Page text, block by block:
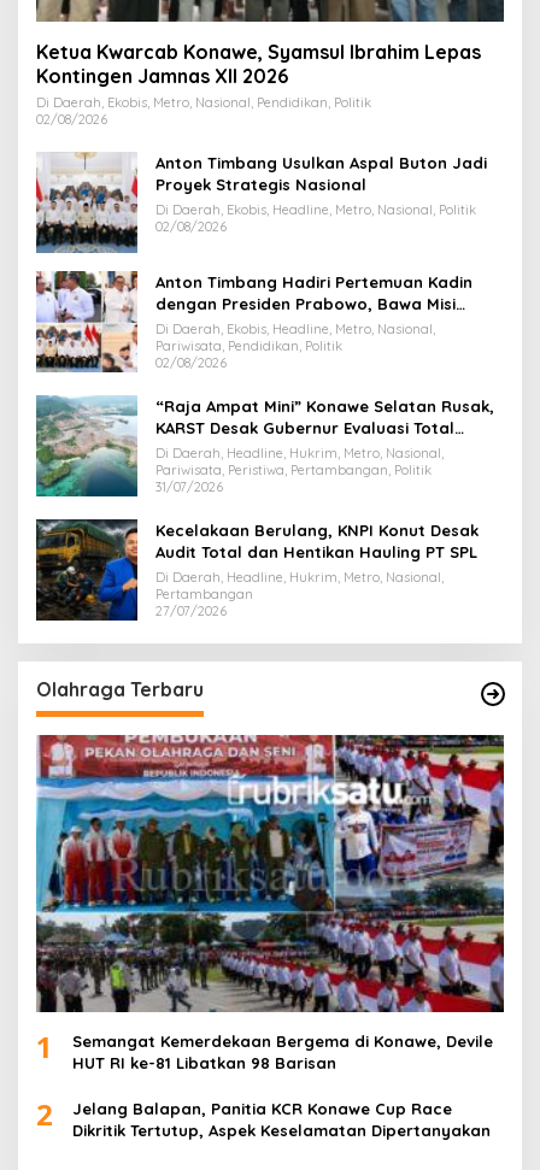
Ketua Kwarcab Konawe, Syamsul Ibrahim Lepas
Kontingen Jamnas XII 2026
Di Daerah, Ekobis, Metro, Nasional, Pendidikan, Politik
02/08/2026
Anton Timbang Usulkan Aspal Buton Jadi
Proyek Strategis Nasional
Di Daerah, Ekobis, Headline, Metro, Nasional, Politik
02/08/2026
Anton Timbang Hadiri Pertemuan Kadin
dengan Presiden Prabowo, Bawa Misi
Majukan Ekonomi Sultra
Di Daerah, Ekobis, Headline, Metro, Nasional,
Pariwisata, Pendidikan, Politik
02/08/2026
“Raja Ampat Mini” Konawe Selatan Rusak,
KARST Desak Gubernur Evaluasi Total
Dispar Sultra
Di Daerah, Headline, Hukrim, Metro, Nasional,
Pariwisata, Peristiwa, Pertambangan, Politik
31/07/2026
Kecelakaan Berulang, KNPI Konut Desak
Audit Total dan Hentikan Hauling PT SPL
Di Daerah, Headline, Hukrim, Metro, Nasional,
Pertambangan
27/07/2026
Olahraga Terbaru
1
Semangat Kemerdekaan Bergema di Konawe, Devile
HUT RI ke-81 Libatkan 98 Barisan
2
Jelang Balapan, Panitia KCR Konawe Cup Race
Dikritik Tertutup, Aspek Keselamatan Dipertanyakan